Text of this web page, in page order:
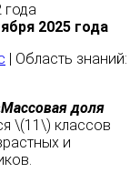
года
2025 года
| Область знаний:
Массовая доля
\(11\) классов
и